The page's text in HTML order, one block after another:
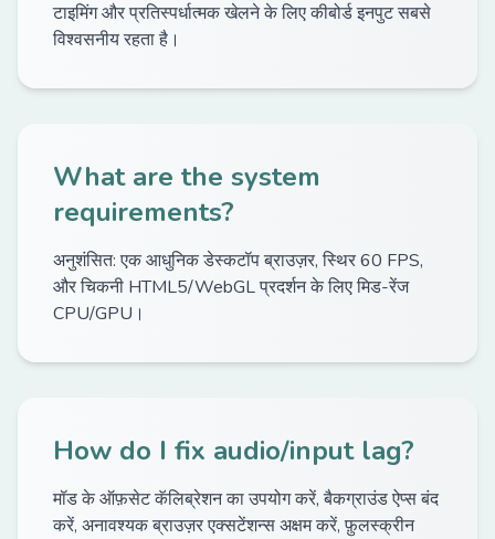
टाइमिंग और प्रतिस्पर्धात्मक खेलने के लिए कीबोर्ड इनपुट सबसे
विश्वसनीय रहता है।
What are the system
requirements?
अनुशंसित: एक आधुनिक डेस्कटॉप ब्राउज़र, स्थिर 60 FPS,
और चिकनी HTML5/WebGL प्रदर्शन के लिए मिड-रेंज
CPU/GPU।
How do I fix audio/input lag?
मॉड के ऑफ़सेट कॅलिब्रेशन का उपयोग करें, बैकग्राउंड ऐप्स बंद
करें, अनावश्यक ब्राउज़र एक्सटेंशन्स अक्षम करें, फ़ुलस्क्रीन